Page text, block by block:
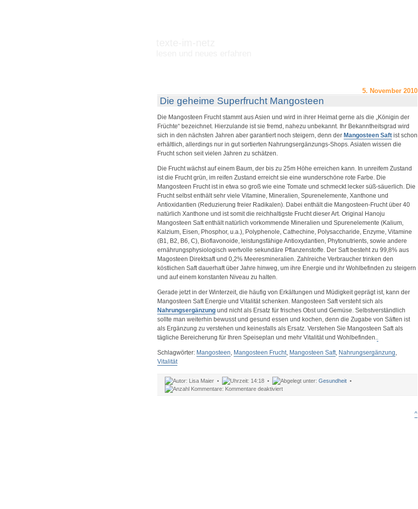
5. November 2010
Die geheime Superfrucht Mangosteen
Die Mangosteen Frucht stammt aus Asien und wird in ihrer Heimat gerne als die „Königin der
Früchte“ bezeichnet. Hierzulande ist sie fremd, nahezu unbekannt. Ihr Bekanntheitsgrad wird
sich in den nächsten Jahren aber garantiert noch steigern, denn der Mangosteen Saftist schon
erhältlich, allerdings nur in gut sortierten Nahrungsergänzungs-Shops. Asiaten wissen die
Frucht schon seit vielen Jahren zu schätzen.
Die Frucht wächst auf einem Baum, der bis zu 25m Höhe erreichen kann. In unreifem Zustand
ist die Frucht grün, im reifen Zustand erreicht sie eine wunderschöne rote Farbe. Die
Mangosteen Frucht ist in etwa so groß wie eine Tomate und schmeckt lecker süß-säuerlich. Die
Frucht selbst enthält sehr viele Vitamine, Mineralien, Spurenelemente, Xanthone und
Antioxidantien (Reduzierung freier Radikalen). Dabei enthält die Mangosteen-Frucht über 40
natürlich Xanthone und ist somit die reichhaltigste Frucht dieser Art. Original Hanoju
Mangosteen Saft enthält natürlich vorkommende Mineralien und Spurenelemente (Kalium,
Kalzium, Eisen, Phosphor, u.a.), Polyphenole, Cathechine, Polysaccharide, Enzyme, Vitamine
(B1, B2, B6, C), Bioflavonoide, leistungsfähige Antioxydantien, Phytonutrients, sowie andere
ernährungsphysiologisch wertvolle sekundäre Pflanzenstoffe. Der Saft besteht zu 99,8% aus
Magosteen Direktsaft und 0,2% Meeresmineralien. Zahlreiche Verbraucher trinken den
köstlichen Saft dauerhaft über Jahre hinweg, um ihre Energie und ihr Wohlbefinden zu steigern
und auf einem konstanten Niveau zu halten.
Gerade jetzt in der Winterzeit, die häufig von Erkältungen und Müdigkeit geprägt ist, kann der
Mangosteen Saft Energie und Vitalität schenken. Mangosteen Saft versteht sich als
Nahrungsergänzungund nicht als Ersatz für frisches Obst und Gemüse. Selbstverständlich
sollte man weiterhin bewusst und gesund essen und kochen, denn die Zugabe von Säften ist
als Ergänzung zu verstehen und keinesfalls als Ersatz. Verstehen Sie Mangosteen Saft als
tägliche Bereicherung für Ihren Speiseplan und mehr Vitalität und Wohlbefinden..
Schlagwörter: Mangosteen, Mangosteen Frucht, Mangosteen Saft, Nahrungsergänzung,
Vitalität
Lisa Maier • 14:18 • Gesundheit•
Kommentare deaktiviertfür
^